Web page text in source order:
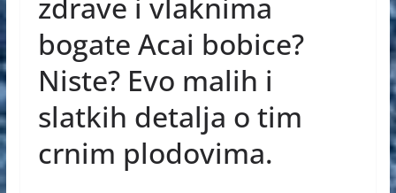
b
o
o
k
n
g
er
A
p
p
bogate Acai bobice?
Niste? Evo malih i
slatkih detalja o tim
crnim plodovima.